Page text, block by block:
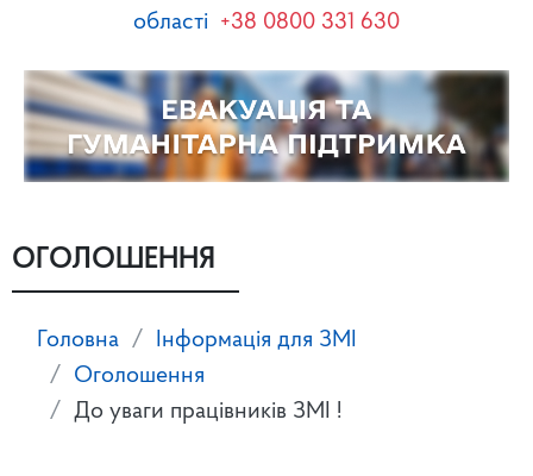
області +38 0800 331 630
ОГОЛОШЕННЯ
Головна
Інформація для ЗМІ
Оголошення
До уваги працівників ЗМІ !